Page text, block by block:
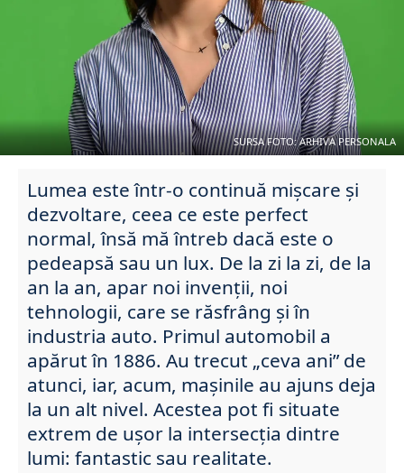
SURSA FOTO: ARHIVA PERSONALA
Lumea este într-o continuă mișcare și
dezvoltare, ceea ce este perfect
normal, însă mă întreb dacă este o
pedeapsă sau un lux. De la zi la zi, de la
an la an, apar noi invenții, noi
tehnologii, care se răsfrâng și în
industria auto. Primul automobil a
apărut în 1886. Au trecut „ceva ani” de
atunci, iar, acum, mașinile au ajuns deja
la un alt nivel. Acestea pot fi situate
extrem de ușor la intersecția dintre
lumi: fantastic sau realitate.